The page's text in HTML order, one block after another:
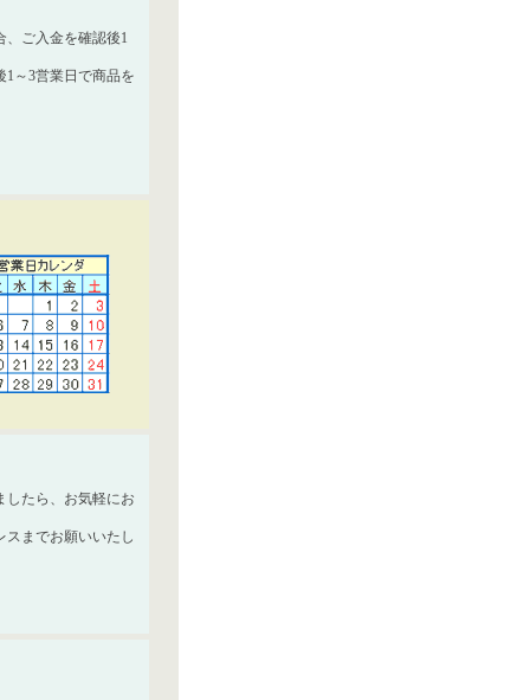
、ご入金を確認後1
～3営業日で商品を
したら、お気軽にお
スまでお願いいたし